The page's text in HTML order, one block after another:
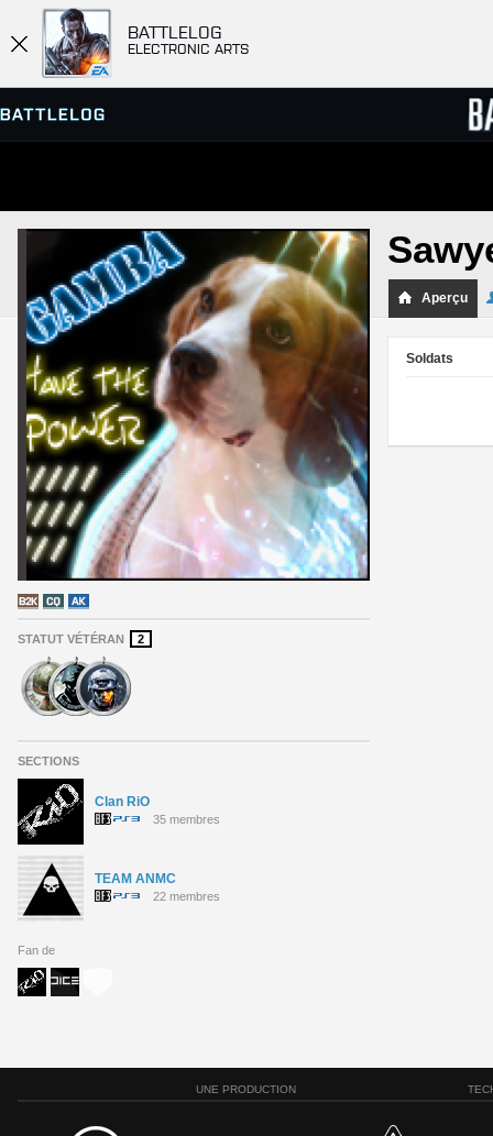
BATTLELOG
ELECTRONIC ARTS
SERVEURS
PARTIES
STATUT VÉTÉRAN 2
SECTIONS
Clan RiO
35 membres
TEAM ANMC
22 membres
Fan de
Aperçu
Soldats
UNE PRODUCTION